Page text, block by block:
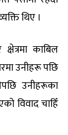
थिए ।
काबिल
उनीहरू पछि
उनीहरूका
विवाद चाहिँ